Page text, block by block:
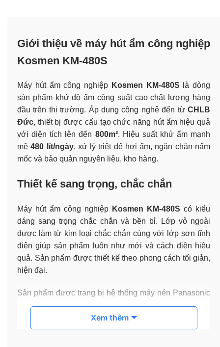
Giới thiệu về máy hút ẩm công nghiệp
Kosmen KM-480S
Máy hút ẩm công nghiệp Kosmen KM-480S là dòng
sản phẩm khử độ ẩm công suất cao chất lượng hàng
đầu trên thị trường. Áp dụng công nghệ đến từ CHLB
Đức, thiết bị được cấu tạo chức năng hút ẩm hiệu quả
với diện tích lên đến 800m². Hiệu suất khử ẩm mạnh
mẽ480 lít/ngày, xử lý triệt để hơi ẩm, ngăn chặn nấm
mốc và bảo quản nguyên liệu, kho hàng.
Thiết kế sang trọng, chắc chắn
Máy hút ẩm công nghiệp Kosmen KM-480S có kiểu
dáng sang trọng chắc chắn và bền bỉ. Lớp vỏ ngoài
được làm từ kim loại chắc chắn cùng với lớp sơn tĩnh
điện giúp sản phẩm luôn như mới và cách điện hiệu
quả. Sản phẩm được thiết kế theo phong cách tối giản,
hiện đại.
Sản phẩm được trang bị hệ thống máy nén Panasonic
chất lượng cao giúp khách hàng yên tâm về chất lượng
Xem thêm